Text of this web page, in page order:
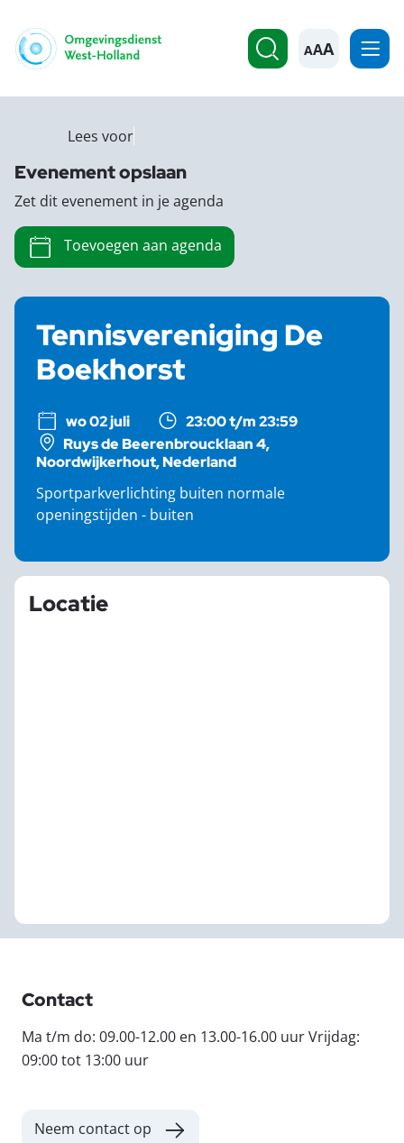
A
Tennisvereniging De
Boekhorst
wo 02 juli
23:00 t/m 23:59
Ruys de Beerenbroucklaan 4,
Noordwijkerhout, Nederland
Sportparkverlichting buiten normale
openingstijden - buiten
Locatie
Lees voor
Evenement opslaan
Zet dit evenement in je agenda
Toevoegen aan agenda
Contact
Ma t/m do: 09.00-12.00 en 13.00-16.00 uur Vrijdag:
09:00 tot 13:00 uur
Neem contact op